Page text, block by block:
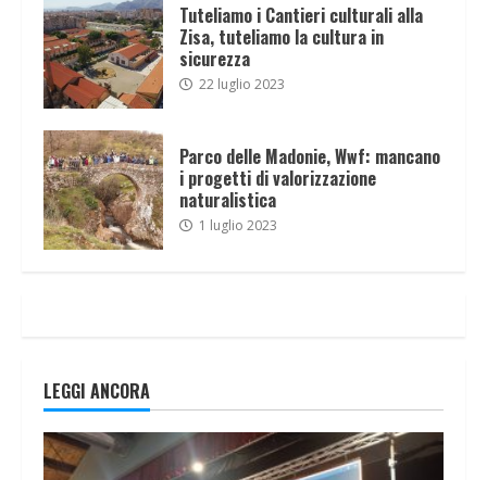
Tuteliamo i Cantieri culturali alla
Zisa, tuteliamo la cultura in
sicurezza
22 luglio 2023
Parco delle Madonie, Wwf: mancano
i progetti di valorizzazione
naturalistica
1 luglio 2023
LEGGI ANCORA